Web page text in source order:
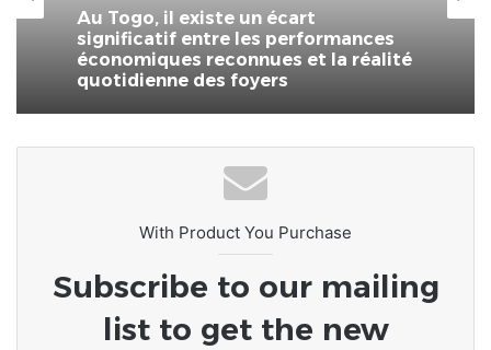
Au Togo, il existe un écart
significatif entre les performances
économiques reconnues et la réalité
quotidienne des foyers
With Product You Purchase
Subscribe to our mailing
list to get the new